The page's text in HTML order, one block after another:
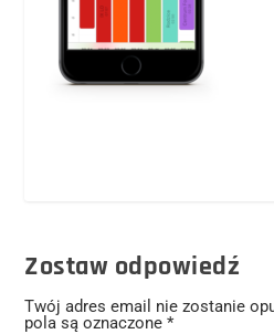
Zostaw odpowiedź
Twój adres email nie zostanie
pola są oznaczone*